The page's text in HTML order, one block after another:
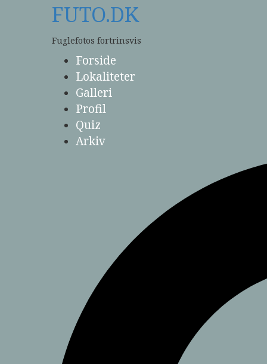
FUTO.DK
Fuglefotos fortrinsvis
Forside
Lokaliteter
Galleri
Profil
Quiz
Arkiv